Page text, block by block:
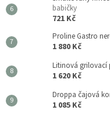
babičky
721 Kč
Proline Gastro
1 880 Kč
Litinová grilovací
1 620 Kč
Droppa čajová
1 085 Kč